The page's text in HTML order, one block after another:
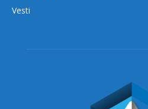
Vesti